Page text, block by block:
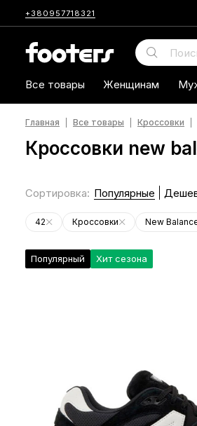
+380957718321
Все товары Женщинам
Главная Все товары Кроссовки
Кроссовки new
Сортировка: Популярные
42 Кроссовки New
Популярный Хит сезона